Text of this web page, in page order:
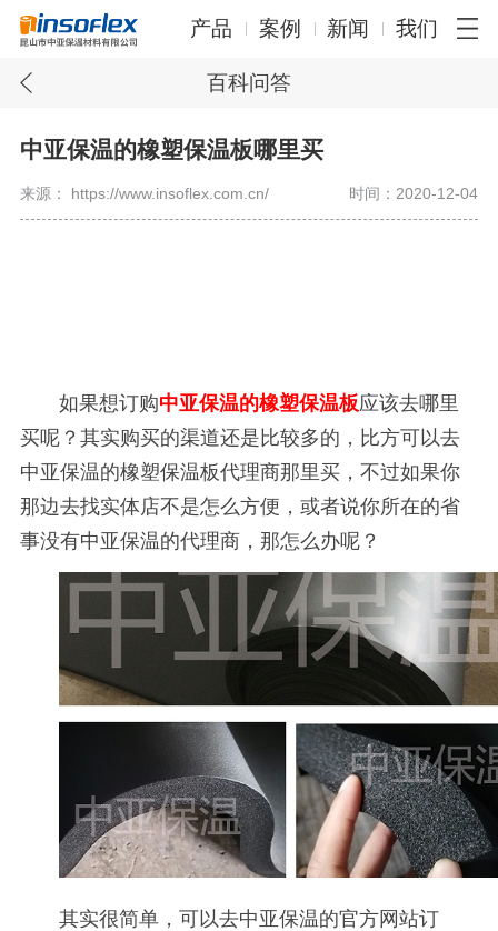
产品 案例 新闻 我们
百科问答
中亚保温的橡塑保温板哪里买
来源： https://www.insoflex.com.cn/ 时间：2020-12-04
如果想订购中亚保温的橡塑保温板应该去哪里
买呢？其实购买的渠道还是比较多的，比方可以去
中亚保温的橡塑保温板代理商那里买，不过如果你
那边去找实体店不是怎么方便，或者说你所在的省
事没有中亚保温的代理商，那怎么办呢？
其实很简单，可以去中亚保温的官方网站订